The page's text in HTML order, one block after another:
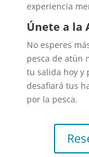
experiencia
Únete a la
No esperes
pesca de atún
tu salida hoy y
desafiará tus
por la pesca.